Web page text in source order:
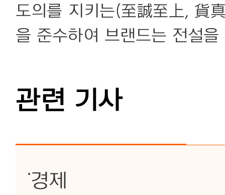
도의를 지키는(至誠至上, 貨
을 준수하여 브랜드는 전설
관련 기사
경제